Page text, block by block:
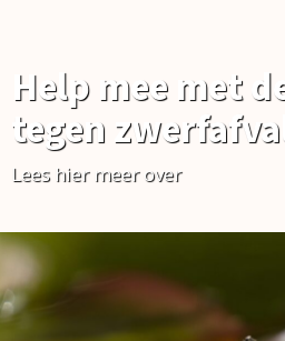
Help mee met
tegen
Lees hier meer over